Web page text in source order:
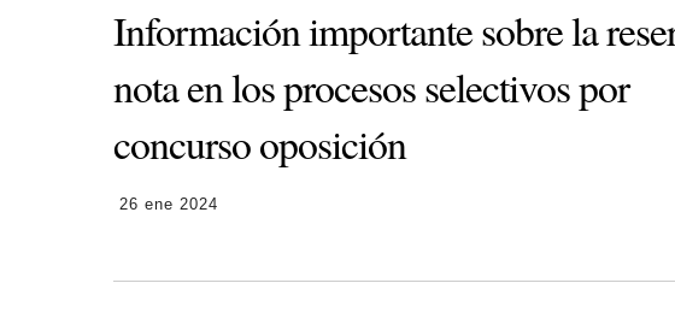
Información importante sobre la
nota en los procesos selectivos por
concurso oposición
26 ene 2024